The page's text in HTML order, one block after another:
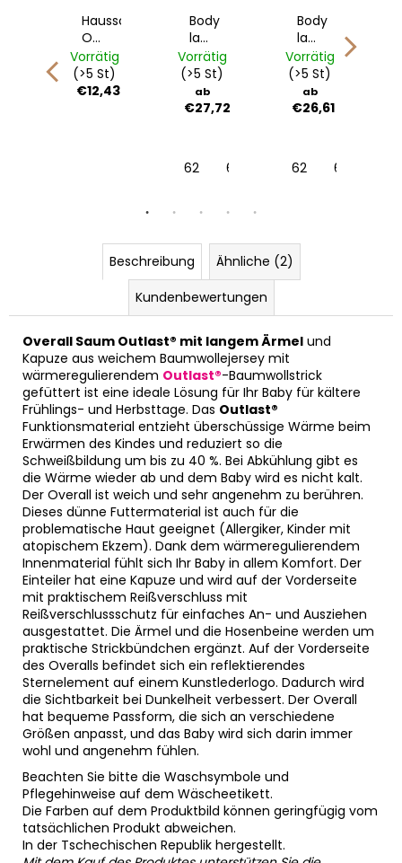
Hausschuhe
Outlast®
-
grau
meliert
Vorrätig
(>5 St)
€12,43
Body
lange
Ärmel
Outlast®
-
weiß
Vorrätig
(>5 St)
ab
€27,72
62 68
Body
lange
Ärmel
Outlast®
-
bordeaux
Vorrätig
(>5 St)
ab
€26,61
62 68
Beschreibung
Ähnliche (2)
Kundenbewertungen
Overall Saum Outlast® mit langem Ärmel und
Kapuze aus weichem Baumwollejersey mit
wärmeregulierendem Outlast®-Baumwollstrick
gefüttert ist eine ideale Lösung für Ihr Baby für kältere
Frühlings- und Herbsttage. Das Outlast®
Funktionsmaterial entzieht überschüssige Wärme beim
Erwärmen des Kindes und reduziert so die
Schweißbildung um bis zu 40 %. Bei Abkühlung gibt es
die Wärme wieder ab und dem Baby wird es nicht kalt.
Der Overall ist weich und sehr angenehm zu berühren.
Dieses dünne Futtermaterial ist auch für die
problematische Haut geeignet (Allergiker, Kinder mit
atopischem Ekzem). Dank dem wärmeregulierendem
Innenmaterial fühlt sich Ihr Baby in allem Komfort. Der
Einteiler hat eine Kapuze und wird auf der Vorderseite
mit praktischem Reißverschluss mit
Reißverschlussschutz für einfaches An- und Ausziehen
ausgestattet. Die Ärmel und die Hosenbeine werden um
praktische Strickbündchen ergänzt. Auf der Vorderseite
des Overalls befindet sich ein reflektierendes
Sternelement auf einem Kunstlederlogo. Dadurch wird
die Sichtbarkeit bei Dunkelheit verbessert. Der Overall
hat bequeme Passform, die sich an verschiedene
Größen anpasst, und das Baby wird sich darin immer
wohl und angenehm fühlen.
Beachten Sie bitte die Waschsymbole und
Pflegehinweise auf dem Wäscheetikett.
Die Farben auf dem Produktbild können geringfügig vom
tatsächlichen Produkt abweichen.
In der Tschechischen Republik hergestellt.